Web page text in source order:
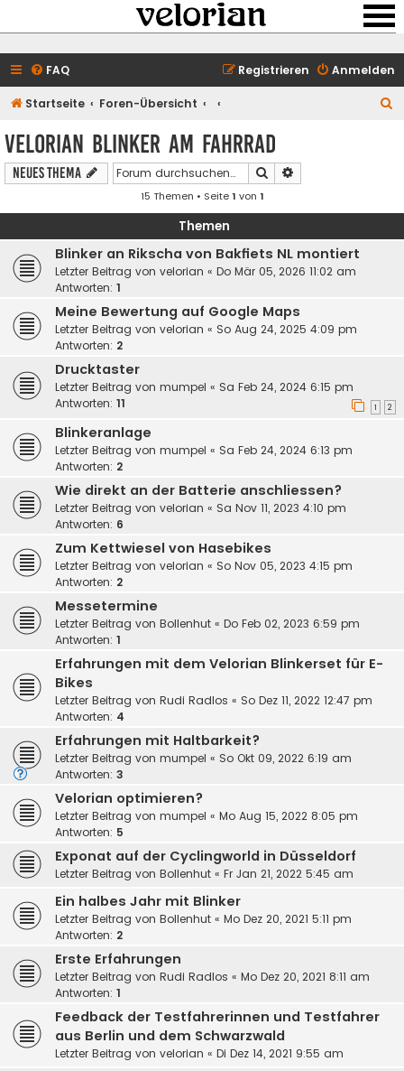
FAQ Anmelden
Registrieren
Startseite Foren-Übersicht
velorian Blinker am Fahrrad
Neues Thema Suche
15 Themen • Seite1 von 1
Themen
Blinker an Rikscha von Bakfiets NL montiert
Letzter Beitrag von velorian « Do Mär 05, 2026 11:02 am
Antworten: 1
Meine Bewertung auf Google Maps
Letzter Beitrag von velorian « So Aug 24, 2025 4:09 pm
Antworten: 2
Drucktaster
Letzter Beitrag von mumpel « Sa Feb 24, 2024 6:15 pm
Antworten: 11 1 2
Blinkeranlage
Letzter Beitrag von mumpel « Sa Feb 24, 2024 6:13 pm
Antworten: 2
Wie direkt an der Batterie anschliessen?
Letzter Beitrag von velorian « Sa Nov 11, 2023 4:10 pm
Antworten: 6
Zum Kettwiesel von Hasebikes
Letzter Beitrag von velorian « So Nov 05, 2023 4:15 pm
Antworten: 2
Messetermine
Letzter Beitrag von Bollenhut « Do Feb 02, 2023 6:59 pm
Antworten: 1
Erfahrungen mit dem Velorian Blinkerset für E-
Bikes
Letzter Beitrag von Rudi Radlos « So Dez 11, 2022 12:47 pm
Antworten: 4
Erfahrungen mit Haltbarkeit?
Letzter Beitrag von mumpel « So Okt 09, 2022 6:19 am
Antworten: 3
Velorian optimieren?
Letzter Beitrag von mumpel « Mo Aug 15, 2022 8:05 pm
Antworten: 5
Exponat auf der Cyclingworld in Düsseldorf
Letzter Beitrag von Bollenhut « Fr Jan 21, 2022 5:45 am
Ein halbes Jahr mit Blinker
Letzter Beitrag von Bollenhut « Mo Dez 20, 2021 5:11 pm
Antworten: 2
Erste Erfahrungen
Letzter Beitrag von Rudi Radlos « Mo Dez 20, 2021 8:11 am
Antworten: 1
Feedback der Testfahrerinnen und Testfahrer
aus Berlin und dem Schwarzwald
Letzter Beitrag von velorian « Di Dez 14, 2021 9:55 am